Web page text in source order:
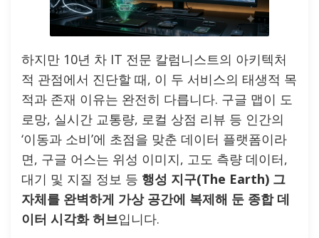
하지만 10년 차 IT 전문 칼럼니스트의 아키텍처
적 관점에서 진단할 때, 이 두 서비스의 태생적 목
적과 존재 이유는 완전히 다릅니다. 구글 맵이 도
로망, 실시간 교통량, 로컬 상점 리뷰 등 인간의
‘이동과 소비’에 초점을 맞춘 데이터 플랫폼이라
면, 구글 어스는 위성 이미지, 고도 측량 데이터,
대기 및 지질 정보 등 행성 지구(The Earth) 그
자체를 완벽하게 가상 공간에 복제해 둔 종합 데
이터 시각화 허브입니다.